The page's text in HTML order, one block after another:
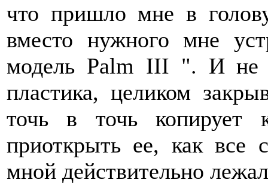
что пришло мне в
вместо нужного мне
модель Palm III ". И не
пластика, целиком
точь в точь
приоткрыть ее, как все
мной действительно